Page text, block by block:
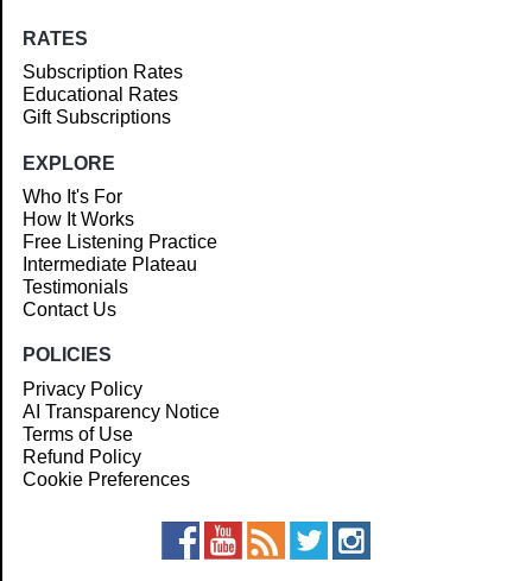
RATES
Subscription Rates
Educational Rates
Gift Subscriptions
EXPLORE
Who It's For
How It Works
Free Listening Practice
Intermediate Plateau
Testimonials
Contact Us
POLICIES
Privacy Policy
AI Transparency Notice
Terms of Use
Refund Policy
Cookie Preferences